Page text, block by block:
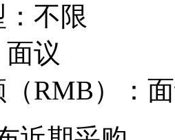
不限
面议
RMB）：